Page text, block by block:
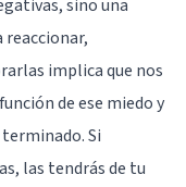
sino una
reaccionar,
implica que nos
de ese miedo y
Si
las tendrás de tu